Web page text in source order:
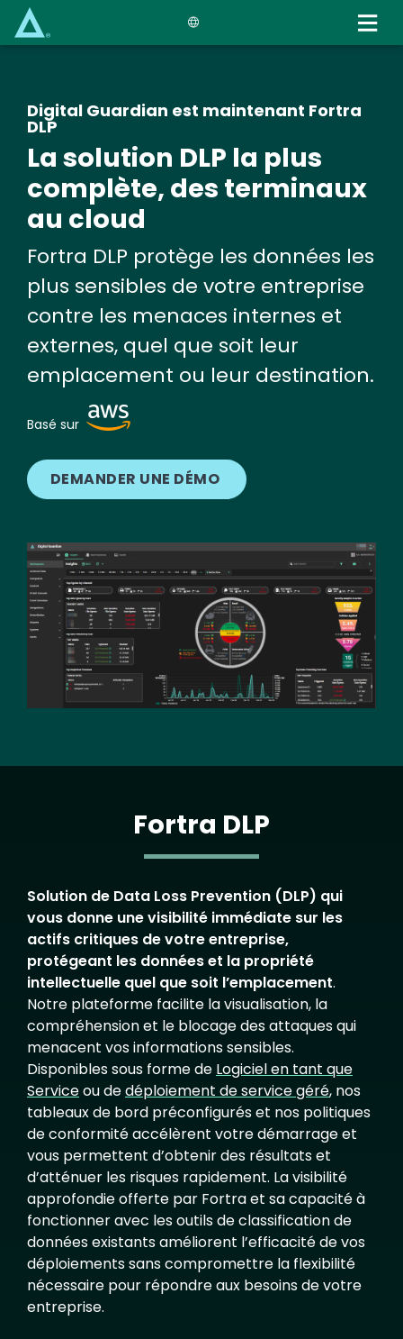
Digital Guardian est maintenant Fortra
DLP
La solution DLP la plus
complète, des terminaux
au cloud
Fortra DLP protège les données les
plus sensibles de votre entreprise
contre les menaces internes et
externes, quel que soit leur
emplacement ou leur destination.
Basé sur Image
DEMANDER UNE DÉMO
Image
Fortra DLP
Solution de Data Loss Prevention (DLP) qui
vous donne une visibilité immédiate sur les
actifs critiques de votre entreprise,
protégeant les données et la propriété
intellectuelle quel que soit l’emplacement.
Notre plateforme facilite la visualisation, la
compréhension et le blocage des attaques qui
menacent vos informations sensibles.
Disponibles sous forme de Logiciel en tant que
Serviceou dedéploiement de service géré, nos
tableaux de bord préconfigurés et nos politiques
de conformité accélèrent votre démarrage et
vous permettent d’obtenir des résultats et
d’atténuer les risques rapidement. La visibilité
approfondie offerte par Fortra et sa capacité à
fonctionner avec les outils de classification de
données existants améliorent l’efficacité de vos
déploiements sans compromettre la flexibilité
nécessaire pour répondre aux besoins de votre
entreprise.